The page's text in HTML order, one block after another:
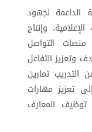
الداعمة لجهود
وإنتاج
منصات التواصل
وتعزيز التفاعل
تمارين
تعزيز مهارات
توظيف المعارف